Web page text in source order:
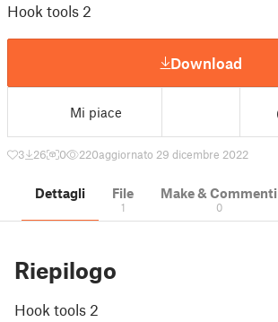
Hook tools 2
Download
Mi piace
3 26 0 220aggiornato 29 dicembre 2022
Dettagli File
1
Make & Commenti
0
Riepilogo
Hook tools 2